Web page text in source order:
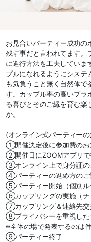
お見合いパーティー成功の
残す事だと言われてます。
に進行方法を工夫していま
プルになれるようにシステ
も気負うこと無く自然体で
す。カップル率の高いブラ
る喜びとそのご縁を育む楽
か。
(オンライン式パーティーの
①開催決定後に参加費のお
②開催日にZOOMアプリで
③オンライン上で身分証の
④パーティーの進め方のご
⑤パーティー開始（個別ル
⑥カップリングの実施（チ
⑦カップリング＆連絡先交
⑧プライバシーを重視した
※全体の場で発表するのは
⑨パーティー終了